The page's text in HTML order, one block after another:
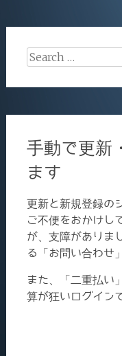
Search
手動で更新
ます
更新と新規登録の
ご不便をおかけし
が、支障がありま
る「お問い合わせ
また、「二重払い
算が狂いログイン